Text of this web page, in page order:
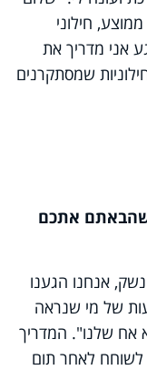
תל אביבי ממוצע, חילוני
אני מדריך את
שמסתקרנים
שהבאתם אתכם
אנחנו הגענו
של מי שנראה
אח שלנו". המדריך
לשוחח לאחר תום